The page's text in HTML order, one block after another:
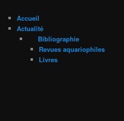
Accueil
Actualité
Bibliographie
Revues aquariophiles
Livres